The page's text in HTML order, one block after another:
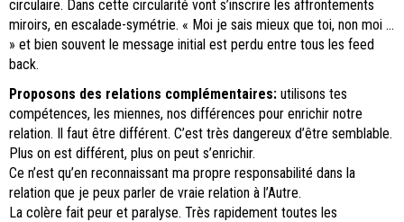
circulaire. Dans cette circularité vont s’inscrire les affrontements
miroirs, en escalade-symétrie. « Moi je sais mieux que toi, non moi …
» et bien souvent le message initial est perdu entre tous les feed
back.
Proposons des relations complémentaires: utilisons tes
compétences, les miennes, nos différences pour enrichir notre
relation. Il faut être différent. C’est très dangereux d’être semblable.
Plus on est différent, plus on peut s’enrichir.
Ce n’est qu’en reconnaissant ma propre responsabilité dans la
relation que je peux parler de vraie relation à l’Autre.
La colère fait peur et paralyse. Très rapidement toutes les